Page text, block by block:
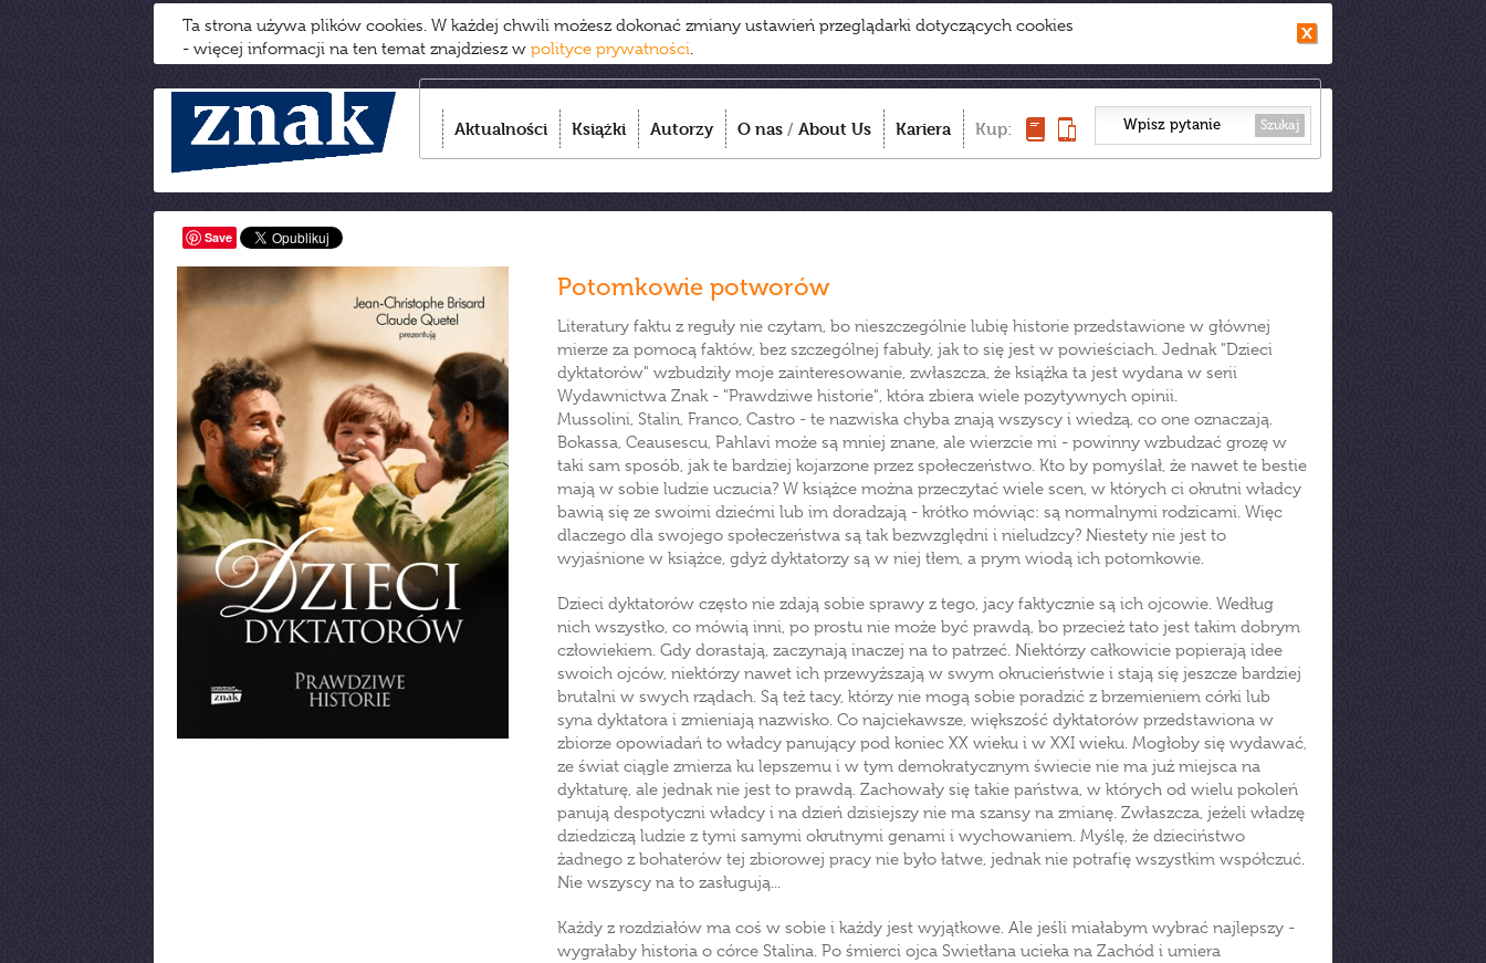
Ta strona używa plików cookies. W każdej chwili możesz dokonać zmiany ustawień przeglądarki dotyczących cookies
- więcej informacji na ten temat znajdziesz w polityce prywatności.
Aktualności Książki Autorzy O nas / About Us Kariera Kup: Szukaj
Save
Potomkowie potworów
Literatury faktu z reguły nie czytam, bo nieszczególnie lubię historie przedstawione w głównej
mierze za pomocą faktów, bez szczególnej fabuły, jak to się jest w powieściach. Jednak "Dzieci
dyktatorów" wzbudziły moje zainteresowanie, zwłaszcza, że książka ta jest wydana w serii
Wydawnictwa Znak - "Prawdziwe historie", która zbiera wiele pozytywnych opinii.
Mussolini, Stalin, Franco, Castro - te nazwiska chyba znają wszyscy i wiedzą, co one oznaczają.
Bokassa, Ceausescu, Pahlavi może są mniej znane, ale wierzcie mi - powinny wzbudzać grozę w
taki sam sposób, jak te bardziej kojarzone przez społeczeństwo. Kto by pomyślał, że nawet te bestie
mają w sobie ludzie uczucia? W książce można przeczytać wiele scen, w których ci okrutni władcy
bawią się ze swoimi dziećmi lub im doradzają - krótko mówiąc: są normalnymi rodzicami. Więc
dlaczego dla swojego społeczeństwa są tak bezwzględni i nieludzcy? Niestety nie jest to
wyjaśnione w książce, gdyż dyktatorzy są w niej tłem, a prym wiodą ich potomkowie.
Dzieci dyktatorów często nie zdają sobie sprawy z tego, jacy faktycznie są ich ojcowie. Według
nich wszystko, co mówią inni, po prostu nie może być prawdą, bo przecież tato jest takim dobrym
człowiekiem. Gdy dorastają, zaczynają inaczej na to patrzeć. Niektórzy całkowicie popierają idee
swoich ojców, niektórzy nawet ich przewyższają w swym okrucieństwie i stają się jeszcze bardziej
brutalni w swych rządach. Są też tacy, którzy nie mogą sobie poradzić z brzemieniem córki lub
syna dyktatora i zmieniają nazwisko. Co najciekawsze, większość dyktatorów przedstawiona w
zbiorze opowiadań to władcy panujący pod koniec XX wieku i w XXI wieku. Mogłoby się wydawać,
ze świat ciągle zmierza ku lepszemu i w tym demokratycznym świecie nie ma już miejsca na
dyktaturę, ale jednak nie jest to prawdą. Zachowały się takie państwa, w których od wielu pokoleń
panują despotyczni władcy i na dzień dzisiejszy nie ma szansy na zmianę. Zwłaszcza, jeżeli władzę
dziedziczą ludzie z tymi samymi okrutnymi genami i wychowaniem. Myślę, że dzieciństwo
żadnego z bohaterów tej zbiorowej pracy nie było łatwe, jednak nie potrafię wszystkim współczuć.
Nie wszyscy na to zasługują...
Każdy z rozdziałów ma coś w sobie i każdy jest wyjątkowe. Ale jeśli miałabym wybrać najlepszy -
wygrałaby historia o córce Stalina. Po śmierci ojca Swietłana ucieka na Zachód i umiera